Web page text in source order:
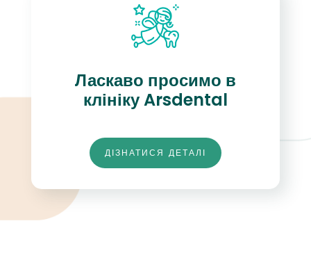
Ласкаво просимо в
клініку Arsdental
ДІЗНАТИСЯ ДЕТАЛІ